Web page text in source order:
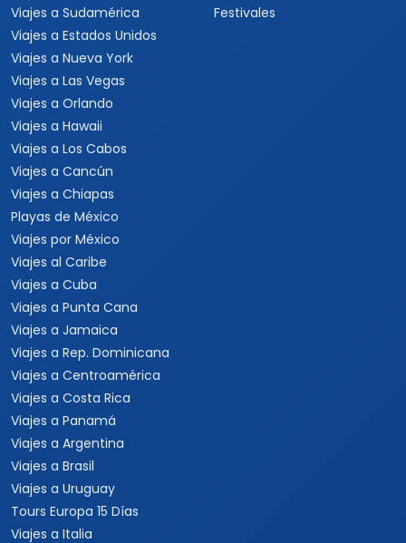
Viajes a Sudamérica
Viajes a Estados Unidos
Viajes a Nueva York
Viajes a Las Vegas
Viajes a Orlando
Viajes a Hawaii
Viajes a Los Cabos
Viajes a Cancún
Viajes a Chiapas
Playas de México
Viajes por México
Viajes al Caribe
Viajes a Cuba
Viajes a Punta Cana
Viajes a Jamaica
Viajes a Rep. Dominicana
Viajes a Centroamérica
Viajes a Costa Rica
Viajes a Panamá
Viajes a Argentina
Viajes a Brasil
Viajes a Uruguay
Tours Europa 15 Días
Viajes a Italia
Festivales